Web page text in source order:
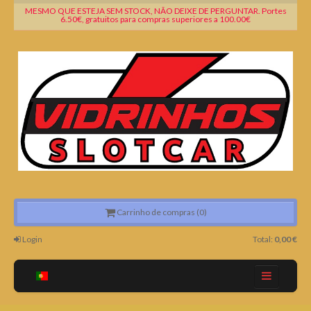
MESMO QUE ESTEJA SEM STOCK, NÃO DEIXE DE PERGUNTAR. Portes
6.50€, gratuitos para compras superiores a 100.00€
Carrinho de compras (0)
Login Total: 0,00 €